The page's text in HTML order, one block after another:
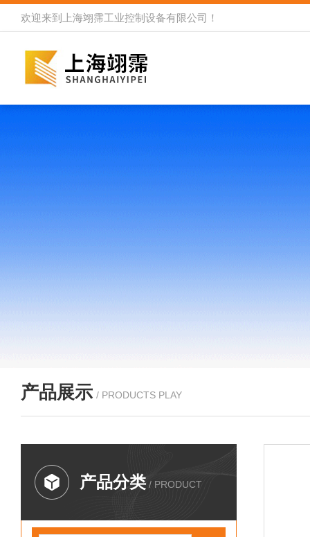
欢迎来到 上海翊霈工业控制设备有限公司 ！
产品展示 / PRODUCTS PLAY
产品分类 / PRODUCT